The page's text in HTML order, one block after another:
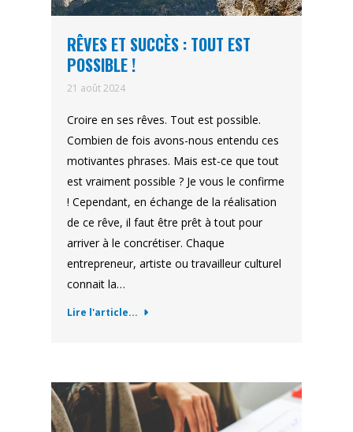
RÊVES ET SUCCÈS : TOUT EST
POSSIBLE !
21 août 2024
Croire en ses rêves. Tout est possible.
Combien de fois avons-nous entendu ces
motivantes phrases. Mais est-ce que tout
est vraiment possible ? Je vous le confirme
! Cependant, en échange de la réalisation
de ce rêve, il faut être prêt à tout pour
arriver à le concrétiser. Chaque
entrepreneur, artiste ou travailleur culturel
connait la…
Lire l'article...